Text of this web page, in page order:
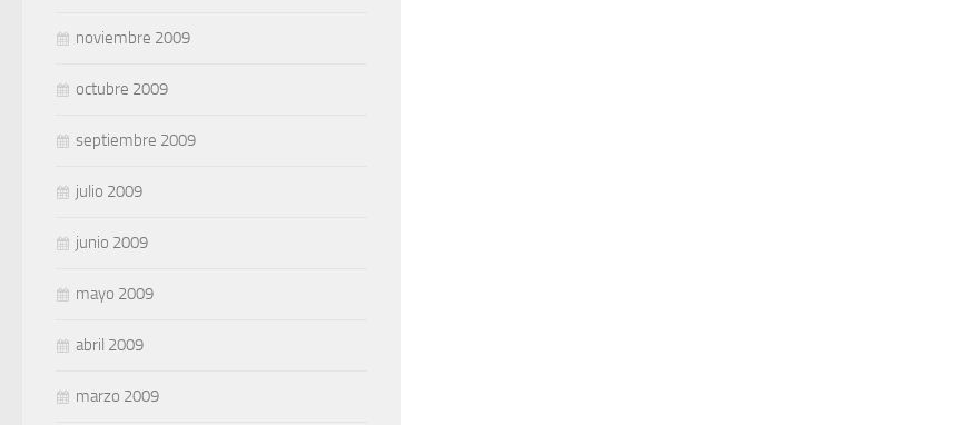
noviembre 2009
octubre 2009
septiembre 2009
julio 2009
junio 2009
mayo 2009
abril 2009
marzo 2009